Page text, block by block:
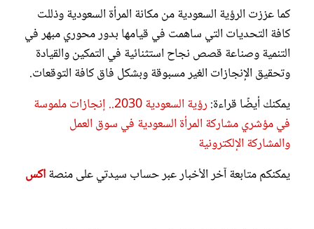
كما عززت الرؤية السعودية من مكانة المرأة السعودية وذللت
كافة التحديات التي ساهمت في قيامها بدور محوري مبهر في
التنمية وصناعة قصص نجاح استثنائية في التمكين والقيادة
وتحقيق الإنجازات الغير مسبوقة وبشكل فاق كافة التوقعات.
يمكنك أيضًا قراءة:
رؤية السعودية 2030.. إنجازات ملموسة
في مؤشري مشاركة المرأة السعودية في سوق العمل
والمشاركة الإلكترونية
يمكنكم متابعة آخر الأخبار عبر حساب سيدتي على منصةاكس